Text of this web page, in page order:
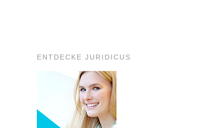
ENTDECKE JURIDICUS